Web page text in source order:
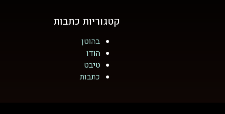
קטגוריות כתבות
בהוטן
הודו
טיבט
כתבות